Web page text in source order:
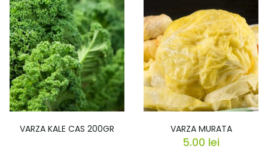
VARZA KALE CAS 200GR VARZA MURATA
5.00 lei